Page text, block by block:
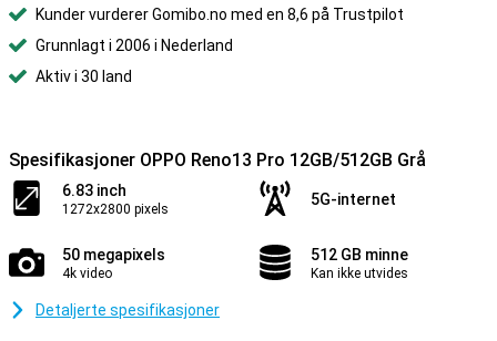
Kunder vurderer Gomibo.no med en 8,6 på Trustpilot
Grunnlagt i 2006 i Nederland
Aktiv i 30 land
Spesifikasjoner OPPO Reno13 Pro 12GB/512GB Grå
6.83 inch
1272x2800 pixels
5G-internet
50 megapixels
4k video
512 GB minne
Kan ikke utvides
Detaljerte spesifikasjoner